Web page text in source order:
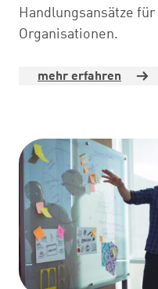
Handlungsansätze
Organisationen.
mehr erfahren